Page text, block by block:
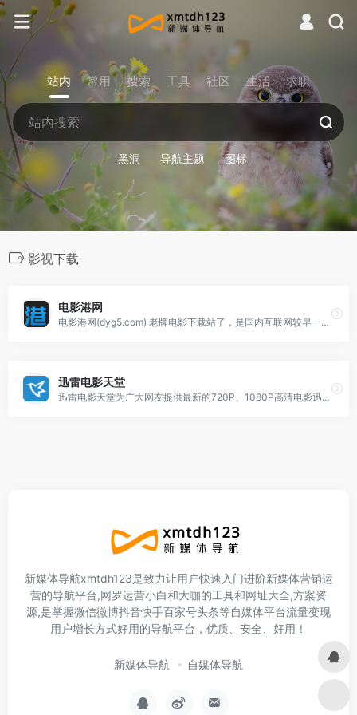
站内 常用 搜索 工具 社区 生活 求职
黑洞 导航主题 图标
影视下载
电影港网
电影港网(dyg5.com) 老牌电影下载站了，是国内互联网较早一批电影下载站，且不会经常换域名，比较稳定！电影港官网搜集最新的电影，高清电影，1080p高清电影
迅雷电影天堂
迅雷电影天堂为广大网友提供最新的720P、1080P高清电影迅雷下载，网站所有电影无需注册即可下载，支持手机边下边看，在线高清电影bt免费下载，包括动作片，犯罪片…
新媒体导航xmtdh123是致力让用户快速入门进阶新媒体营销运
营的导航平台,网罗运营小白和大咖的工具和网址大全,方案资
源,是掌握微信微博抖音快手百家号头条等自媒体平台流量变现
用户增长方式好用的导航平台，优质、安全、好用！
新媒体导航 自媒体导航